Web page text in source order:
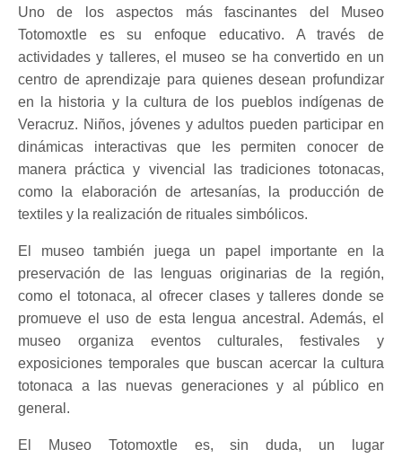
Uno de los aspectos más fascinantes del Museo
Totomoxtle es su enfoque educativo. A través de
actividades y talleres, el museo se ha convertido en un
centro de aprendizaje para quienes desean profundizar
en la historia y la cultura de los pueblos indígenas de
Veracruz. Niños, jóvenes y adultos pueden participar en
dinámicas interactivas que les permiten conocer de
manera práctica y vivencial las tradiciones totonacas,
como la elaboración de artesanías, la producción de
textiles y la realización de rituales simbólicos.
El museo también juega un papel importante en la
preservación de las lenguas originarias de la región,
como el totonaca, al ofrecer clases y talleres donde se
promueve el uso de esta lengua ancestral. Además, el
museo organiza eventos culturales, festivales y
exposiciones temporales que buscan acercar la cultura
totonaca a las nuevas generaciones y al público en
general.
El Museo Totomoxtle es, sin duda, un lugar